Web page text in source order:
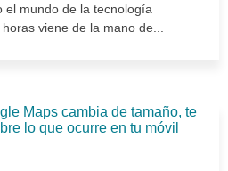
el mundo de la tecnología
viene de la mano de...